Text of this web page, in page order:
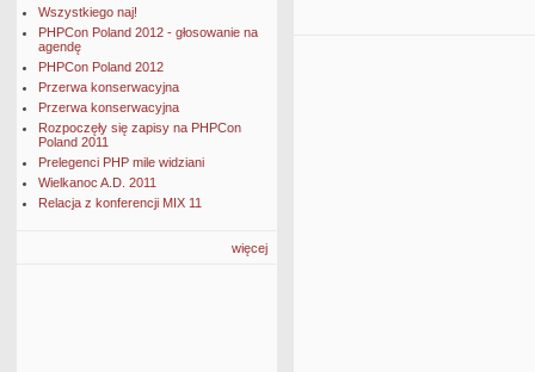
Wszystkiego naj!
PHPCon Poland 2012 - głosowanie na
agendę
PHPCon Poland 2012
Przerwa konserwacyjna
Przerwa konserwacyjna
Rozpoczęły się zapisy na PHPCon
Poland 2011
Prelegenci PHP mile widziani
Wielkanoc A.D. 2011
Relacja z konferencji MIX 11
więcej